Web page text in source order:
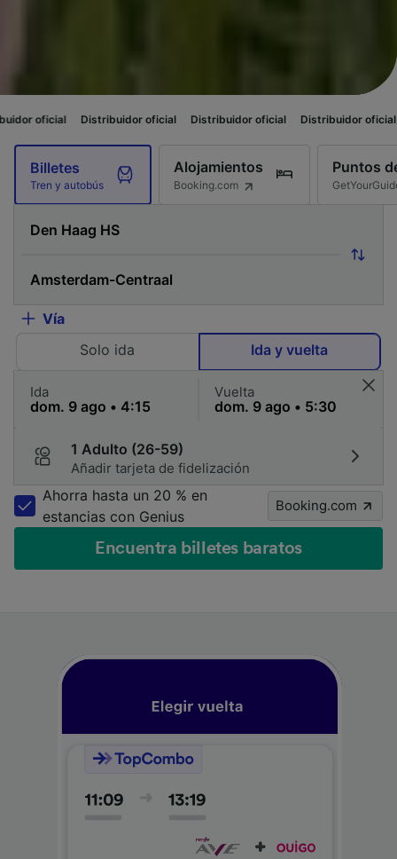
Distribuidor oficial Distribuidor oficial Distribuidor oficial Distribuidor
Billetes
Tren y autobús
Alojamientos
Booking.com
Puntos
Vía
Solo ida
Ida y vuelta
Ida Vuelta
1 Adulto (26-59)
Añadir tarjeta de fidelización
Ahorra hasta un 20 % en
estancias con Genius
Booking.com
Encuentra billetes baratos